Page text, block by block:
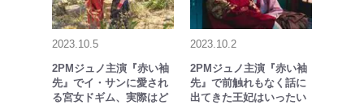
2023.10.5
2PMジュノ主演『赤い袖
先』でイ・サンに愛され
る宮女ドギム、実際はど
2023.10.2
2PMジュノ主演『赤い袖
先』で前触れもなく話に
出てきた王妃はいったい